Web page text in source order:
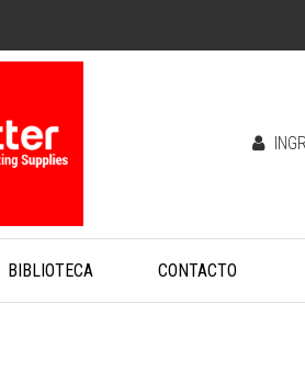
BIBLIOTECA CONTACTO